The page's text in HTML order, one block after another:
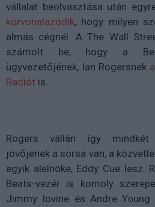
vállalat beolvasztása után
körvonalazódik, hogy milyen
almás cégnél. A The Wall
számolt be, hogy a
ügyvezetőjének, Ian Rogersnek
Radiót is.
Rogers vállán így mindkét
jövőjének a sorsa van, a
egyik alelnöke, Eddy Cue lesz.
Beats-vezér is komoly
Jimmy Iovine és Andre